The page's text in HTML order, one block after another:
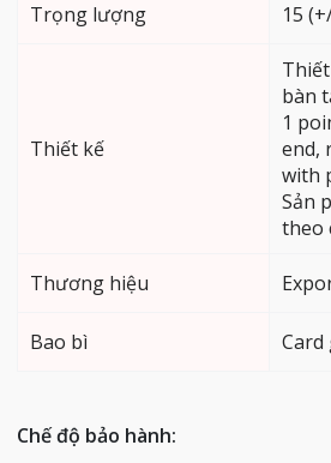
Trọng lượng 15
Thiết kế
bàn
1
end,
with
Sản
theo
Thương hiệu
Bao bì Card
Chế độ bảo hành: